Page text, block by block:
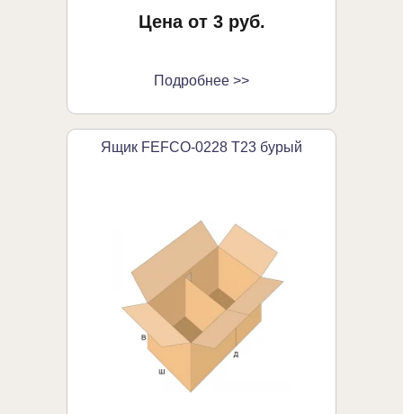
Цена от 3 руб.
Подробнее >>
Ящик FEFCO-0228 Т23 бурый